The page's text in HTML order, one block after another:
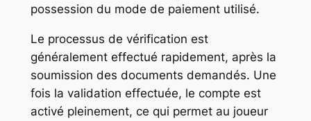
possession du mode de paiement utilisé.
Le processus de vérification est
généralement effectué rapidement, après la
soumission des documents demandés. Une
fois la validation effectuée, le compte est
activé pleinement, ce qui permet au joueur